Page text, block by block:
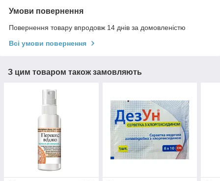
Умови повернення
Повернення товару впродовж 14 днів за домовленістю
Всі умови повернення
З цим товаром також замовляють